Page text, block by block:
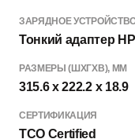
ЗАРЯДНОЕ
Тонкий адаптер
РАЗМЕРЫ (ШХГХВ), ММ
315.6 x 222.2 x 18.9
СЕРТИФИКАЦИЯ
TCO Certified